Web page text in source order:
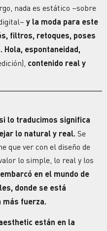
nada es estático –sobre
y la moda para este
filtros, retoques, poses
espontaneidad,
contenido real y
lo traducimos significa
lo natural y real. Se
que ver con el diseño de
lo simple, lo real y los
en el mundo de
, donde se está
más fuerza.
están en la